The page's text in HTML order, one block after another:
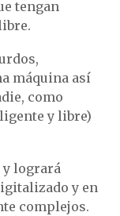
tengan
máquina así
como
y libre)
y logrará
y en
complejos.